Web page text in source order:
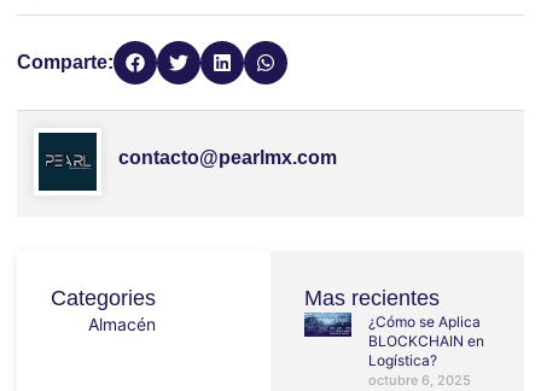
Comparte:
contacto@pearlmx.com
Categories
Almacén
Mas recientes
¿Cómo se Aplica
BLOCKCHAIN en
Logística?
octubre 6, 2025